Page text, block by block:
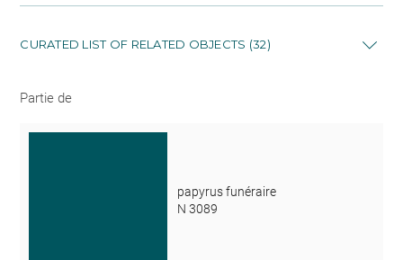
CURATED LIST OF RELATED OBJECTS (32)
Partie de
papyrus funéraire
N 3089